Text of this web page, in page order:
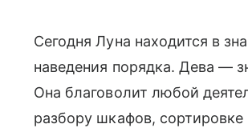
Сегодня Луна находится в
наведения порядка. Дева —
Она благоволит любой
разбору шкафов,